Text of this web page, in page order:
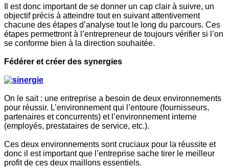
Il est donc important de se donner un cap clair à suivre, un
objectif précis à atteindre tout en suivant attentivement
chacune des étapes d’analyse tout le long du parcours. Ces
étapes permettront à l’entrepreneur de toujours vérifier si l’on
se conforme bien à la direction souhaitée.
Fédérer et créer des synergies
On le sait : une entreprise a besoin de deux environnements
pour réussir. L’environnement qui l’entoure (fournisseurs,
partenaires et concurrents) et l’environnement interne
(employés, prestataires de service, etc.).
Ces deux environnements sont cruciaux pour la réussite et
donc il est important que l’entreprise sache tirer le meilleur
profit de ces deux maillons essentiels.